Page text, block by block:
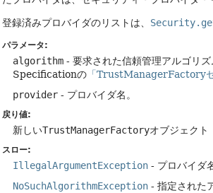
登録済みプロバイダのリストは、
パラメータ:
algorithm- 要求された信頼管理アルゴリズ
Specificationの「TrustManagerFactoryセ
provider- プロバイダ名。
戻り値:
新しいTrustManagerFactoryオブジェクト
スロー:
IllegalArgumentException- プロバイダ
NoSuchAlgorithmException- 指定された